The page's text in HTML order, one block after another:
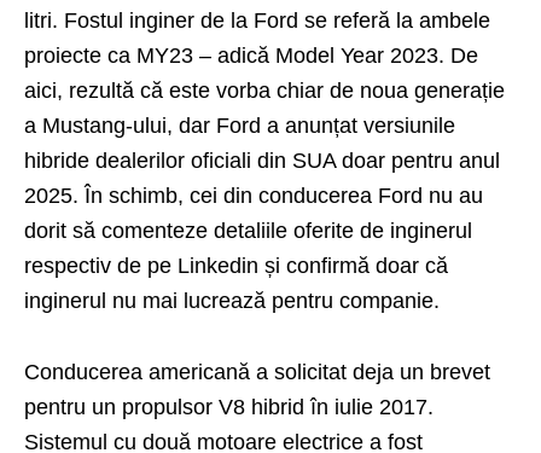
litri. Fostul inginer de la Ford se referă la ambele
proiecte ca MY23 – adică Model Year 2023. De
aici, rezultă că este vorba chiar de noua generație
a Mustang-ului, dar Ford a anunțat versiunile
hibride dealerilor oficiali din SUA doar pentru anul
2025. În schimb, cei din conducerea Ford nu au
dorit să comenteze detaliile oferite de inginerul
respectiv de pe Linkedin și confirmă doar că
inginerul nu mai lucrează pentru companie.
Conducerea americană a solicitat deja un brevet
pentru un propulsor V8 hibrid în iulie 2017.
Sistemul cu două motoare electrice a fost